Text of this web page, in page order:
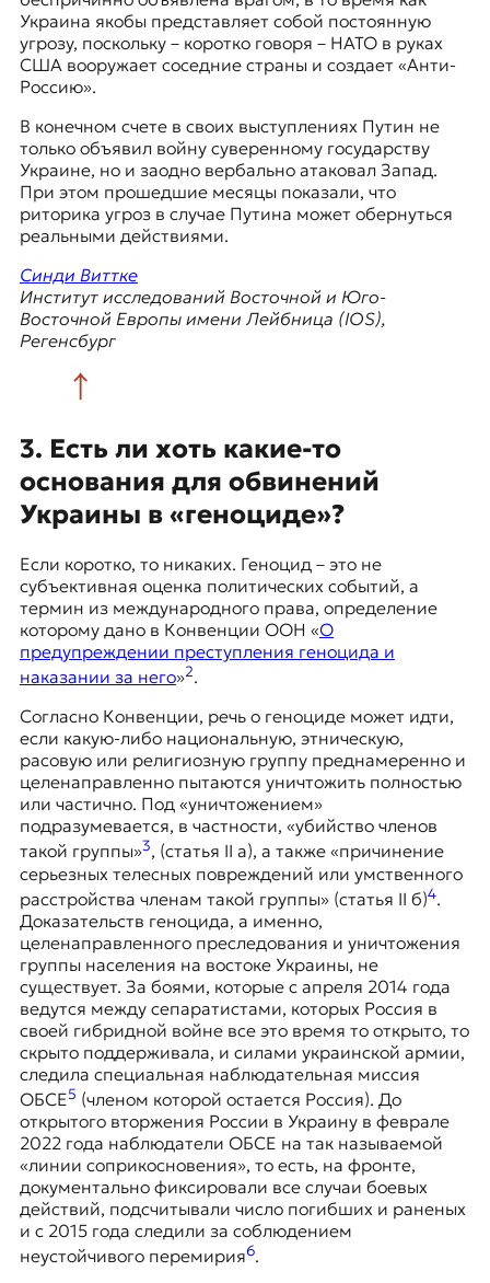
Украина якобы представляет собой постоянную
угрозу, поскольку – коротко говоря – НАТО в руках
США вооружает соседние страны и создает «Анти-
Россию».
В конечном счете в своих выступлениях Путин не
только объявил войну суверенному государству
Украине, но и заодно вербально атаковал Запад.
При этом прошедшие месяцы показали, что
риторика угроз в случае Путина может обернуться
реальными действиями.
Синди Виттке
Институт исследований Восточной и Юго-
Восточной Европы имени Лейбница (IOS),
Регенсбург
3. Есть ли хоть какие-то
основания для обвинений
Украины в «геноциде»?
Если коротко, то никаких. Геноцид – это не
субъективная оценка политических событий, а
термин из международного права, определение
которому дано в Конвенции ООН «О
предупреждении преступления геноцида и
наказании за него»2.
Согласно Конвенции, речь о геноциде может идти,
если какую-либо национальную, этническую,
расовую или религиозную группу преднамеренно и
целенаправленно пытаются уничтожить полностью
или частично. Под «уничтожением»
подразумевается, в частности, «убийство членов
такой группы»3, (статья II a), а также «причинение
серьезных телесных повреждений или умственного
расстройства членам такой группы» (статья II б)4.
Доказательств геноцида, а именно,
целенаправленного преследования и уничтожения
группы населения на востоке Украины, не
существует. За боями, которые с апреля 2014 года
ведутся между сепаратистами, которых Россия в
своей гибридной войне все это время то открыто, то
скрыто поддерживала, и силами украинской армии,
следила специальная наблюдательная миссия
ОБСЕ5 (членом которой остается Россия). До
открытого вторжения России в Украину в феврале
2022 года наблюдатели ОБСЕ на так называемой
«линии соприкосновения», то есть, на фронте,
документально фиксировали все случаи боевых
действий, подсчитывали число погибших и раненых
и с 2015 года следили за соблюдением
неустойчивого перемирия6.